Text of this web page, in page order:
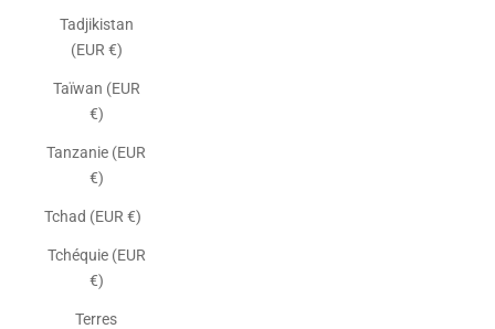
Tadjikistan
(EUR €)
Taïwan (EUR
€)
Tanzanie (EUR
€)
Tchad (EUR €)
Tchéquie (EUR
€)
Terres